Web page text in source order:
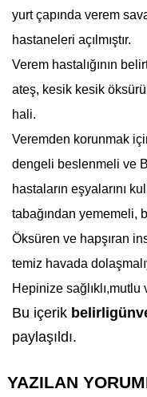
yurt çapında verem
hastaneleri açılmıştır.
Verem hastalığının
ateş, kesik kesik
hali.
Veremden korunmak
dengeli beslenmeli ve
hastaların eşyalarını
tabağından yememeli,
Öksüren ve hapşıran
temiz havada
Hepinize
Bu içerik
paylaşıldı.
YAZILAN